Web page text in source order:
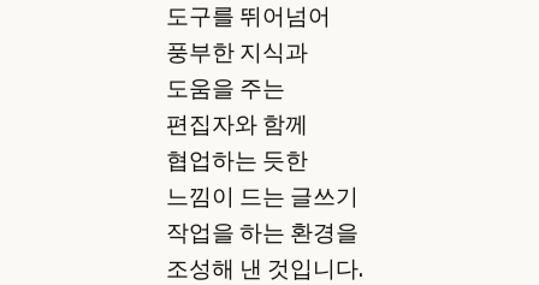
도구를 뛰어넘어
풍부한 지식과
도움을 주는
편집자와 함께
협업하는 듯한
느낌이 드는 글쓰기
작업을 하는 환경을
조성해 낸 것입니다.